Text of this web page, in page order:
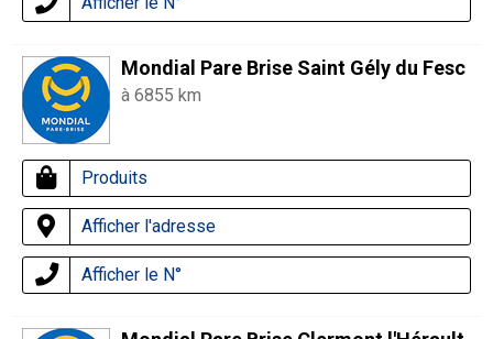
Mondial Pare Brise Saint Gély du Fesc
à 6855 km
Produits
Afficher l'adresse
Afficher le N°